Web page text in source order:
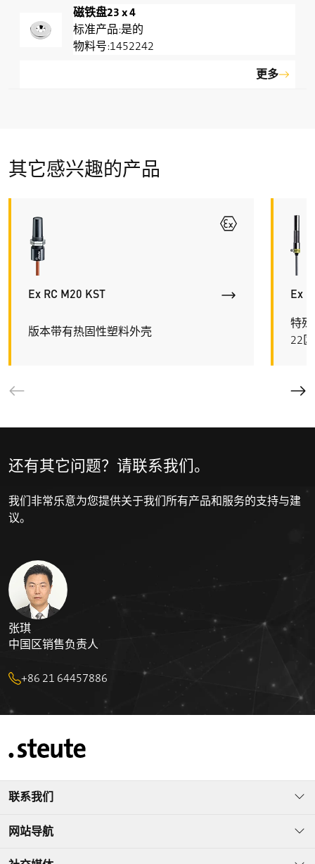
磁铁盘23 x 4
是的
1452242
更多
其它感兴趣的产品
Ex RC M20 KST
版本带有热固性塑料外壳
Ex
特
22区
还有其它问题？请联系我们。
我们非常乐意为您提供关于我们所有产品和服务的支持与建
议。
张琪
中国区销售负责人
+86 21 64457886
联系我们
网站导航